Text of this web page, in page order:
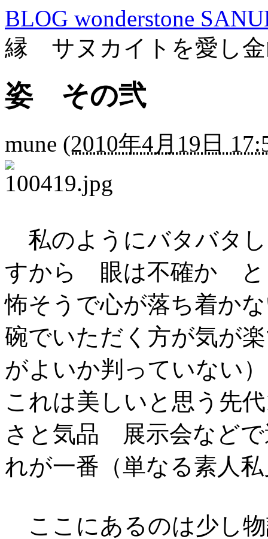
BLOG wonderstone
縁 サヌカイトを愛し金
姿 その弐
mune (2010年4月19日
私のようにバタバタ
すから 眼は不確か
怖そうで心が落ち着か
碗でいただく方が気が
がよいか判っていな
これは美しいと思う先
さと気品 展示会など
れが一番（単なる素人
ここにあるのは少し